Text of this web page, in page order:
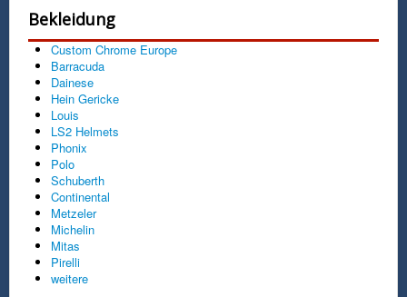
Bekleidung
Custom Chrome Europe
Barracuda
Dainese
Hein Gericke
Louis
LS2 Helmets
Phonix
Polo
Schuberth
Continental
Metzeler
Michelin
Mitas
Pirelli
weitere